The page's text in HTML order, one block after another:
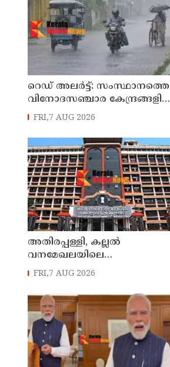
റെഡ് അലർട്ട്: സംസ്ഥാനത്തെ
വിനോദസഞ്ചാര കേന്ദ്രങ്ങളിൽ
നിയന്ത്രണം
FRI,7 AUG 2026
അതിരപ്പള്ളി, കല്ലൽ
വനമേഖലയിലെ
കൃഷിഭൂമിയുടെ പാട്ടക്കാലാവധി
നടത്താനാകില്ലെന്ന്
ഹൈക്കോടതി
FRI,7 AUG 2026